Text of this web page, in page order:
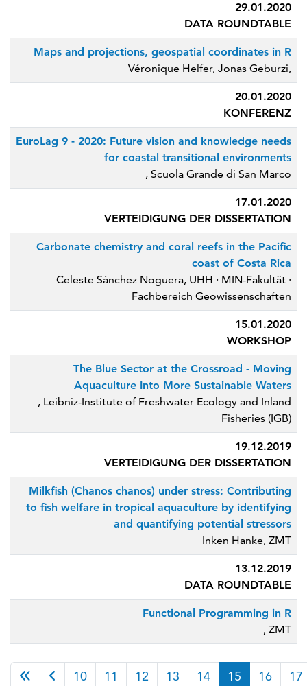
29.01.2020
DATA ROUNDTABLE
Maps and projections, geospatial coordinates in R
Véronique Helfer, Jonas Geburzi,
20.01.2020
KONFERENZ
EuroLag 9 - 2020: Future vision and knowledge needs
for coastal transitional environments
, Scuola Grande di San Marco
17.01.2020
VERTEIDIGUNG DER DISSERTATION
Carbonate chemistry and coral reefs in the Pacific
coast of Costa Rica
Celeste Sánchez Noguera, UHH ∙ MIN-Fakultät ∙
Fachbereich Geowissenschaften
15.01.2020
WORKSHOP
The Blue Sector at the Crossroad - Moving
Aquaculture Into More Sustainable Waters
, Leibniz-Institute of Freshwater Ecology and Inland
Fisheries (IGB)
19.12.2019
VERTEIDIGUNG DER DISSERTATION
Milkfish (Chanos chanos) under stress: Contributing
to fish welfare in tropical aquaculture by identifying
and quantifying potential stressors
Inken Hanke, ZMT
13.12.2019
DATA ROUNDTABLE
Functional Programming in R
, ZMT
Seite 15 von 23
10 11 12 13 14 15 16 17